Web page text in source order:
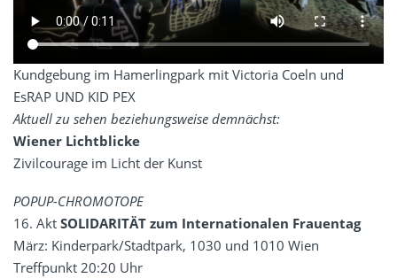
Kundgebung im Hamerlingpark mit Victoria Coeln und
EsRAP UND KID PEX
Aktuell zu sehen beziehungsweise demnächst:
Wiener Lichtblicke
Zivilcourage im Licht der Kunst
POPUP-CHROMOTOPE
16. Akt SOLIDARITÄT zum Internationalen Frauentag
März: Kinderpark/Stadtpark, 1030 und 1010 Wien
Treffpunkt 20:20 Uhr